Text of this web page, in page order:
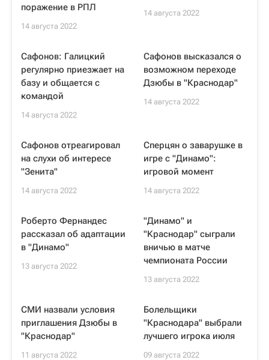
поражение в РПЛ
14 августа 2022
14 августа 2022
Сафонов: Галицкий
регулярно приезжает на
базу и общается с
командой
14 августа 2022
Сафонов высказался о
возможном переходе
Дзюбы в "Краснодар"
14 августа 2022
Сафонов отреагировал
на слухи об интересе
"Зенита"
14 августа 2022
Сперцян о заварушке в
игре с "Динамо":
игровой момент
14 августа 2022
Роберто Фернандес
рассказал об адаптации
в "Динамо"
13 августа 2022
"Динамо" и
"Краснодар" сыграли
вничью в матче
чемпионата России
13 августа 2022
СМИ назвали условия
приглашения Дзюбы в
"Краснодар"
11 августа 2022
Болельщики
"Краснодара" выбрали
лучшего игрока июля
09 августа 2022